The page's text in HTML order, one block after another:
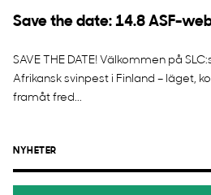
Save the date: 14.8 ASF-
SAVE THE DATE! Välkommen på
Afrikansk svinpest i Finland – läget,
framåt fred...
NYHETER